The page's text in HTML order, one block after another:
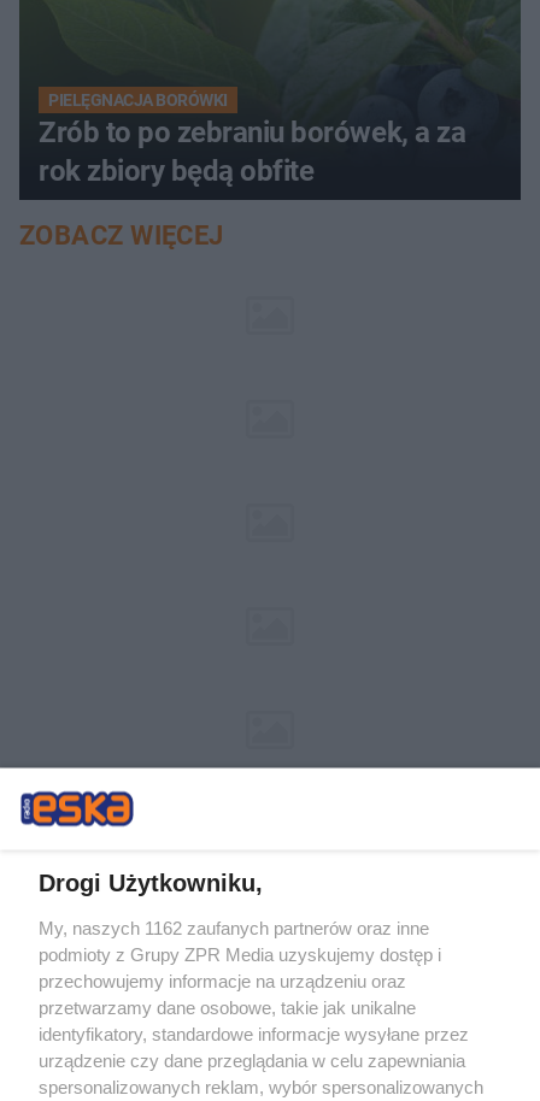
PIELĘGNACJA BORÓWKI
Zrób to po zebraniu borówek, a za
rok zbiory będą obfite
ZOBACZ WIĘCEJ
Żaden utwór zamieszczony w serwisie nie może być powielany i
rozpowszechniany lub dalej rozpowszechniany w jakikolwiek sposób (w
tym także elektroniczny lub mechaniczny) na jakimkolwiek polu
eksploatacji w jakiejkolwiek formie, włącznie z umieszczaniem w Internecie
bez pisemnej zgody właściciela praw. Jakiekolwiek użycie lub
wykorzystanie utworów w całości lub w części z naruszeniem prawa, tzn.
bez właściwej zgody, jest zabronione pod groźbą kary i może być ścigane
prawnie.
Drogi Użytkowniku,
My, naszych 1162 zaufanych partnerów oraz inne
podmioty z Grupy ZPR Media uzyskujemy dostęp i
przechowujemy informacje na urządzeniu oraz
przetwarzamy dane osobowe, takie jak unikalne
identyfikatory, standardowe informacje wysyłane przez
urządzenie czy dane przeglądania w celu zapewniania
spersonalizowanych reklam, wybór spersonalizowanych